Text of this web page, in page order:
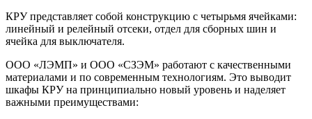
КРУ представляет собой конструкцию с четырьмя ячейками:
линейный и релейный отсеки, отдел для сборных шин и
ячейка для выключателя.
ООО «ЛЭМП» и ООО «СЗЭМ» работают с качественными
материалами и по современным технологиям. Это выводит
шкафы КРУ на принципиально новый уровень и наделяет
важными преимуществами: